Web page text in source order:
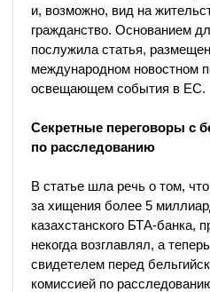
и, возможно, вид на
гражданство. Основанием
послужила статья,
международном новостном
освещающем события в ЕС.
Секретные переговоры с
по расследованию
В статье шла речь о том,
за хищения более 5
казахстанского БТА-банка,
некогда возглавлял, а
свидетелем перед
комиссией по